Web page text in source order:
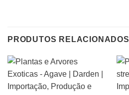
PRODUTOS RELACIONADOS